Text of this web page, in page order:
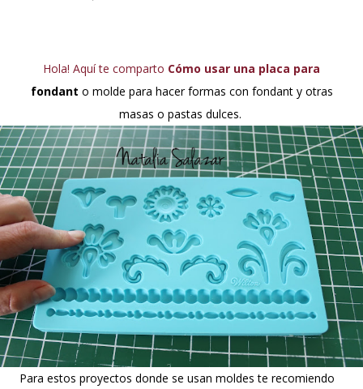
Hola! Aquí te comparto Cómo usar una placa para
fondant o molde para hacer formas con fondant y otras
masas o pastas dulces.
Para estos proyectos donde se usan moldes te recomiendo